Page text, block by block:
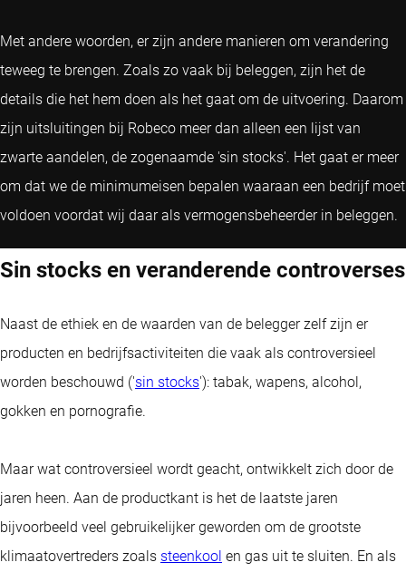
Met andere woorden, er zijn andere manieren om verandering
teweeg te brengen. Zoals zo vaak bij beleggen, zijn het de
details die het hem doen als het gaat om de uitvoering. Daarom
zijn uitsluitingen bij Robeco meer dan alleen een lijst van
zwarte aandelen, de zogenaamde 'sin stocks'. Het gaat er meer
om dat we de minimumeisen bepalen waaraan een bedrijf moet
voldoen voordat wij daar als vermogensbeheerder in beleggen.
Sin stocks en veranderende controverses
Naast de ethiek en de waarden van de belegger zelf zijn er
producten en bedrijfsactiviteiten die vaak als controversieel
worden beschouwd ('sin stocks'): tabak, wapens, alcohol,
gokken en pornografie.
Maar wat controversieel wordt geacht, ontwikkelt zich door de
jaren heen. Aan de productkant is het de laatste jaren
bijvoorbeeld veel gebruikelijker geworden om de grootste
klimaatovertreders zoals steenkool en gas uit te sluiten. En als